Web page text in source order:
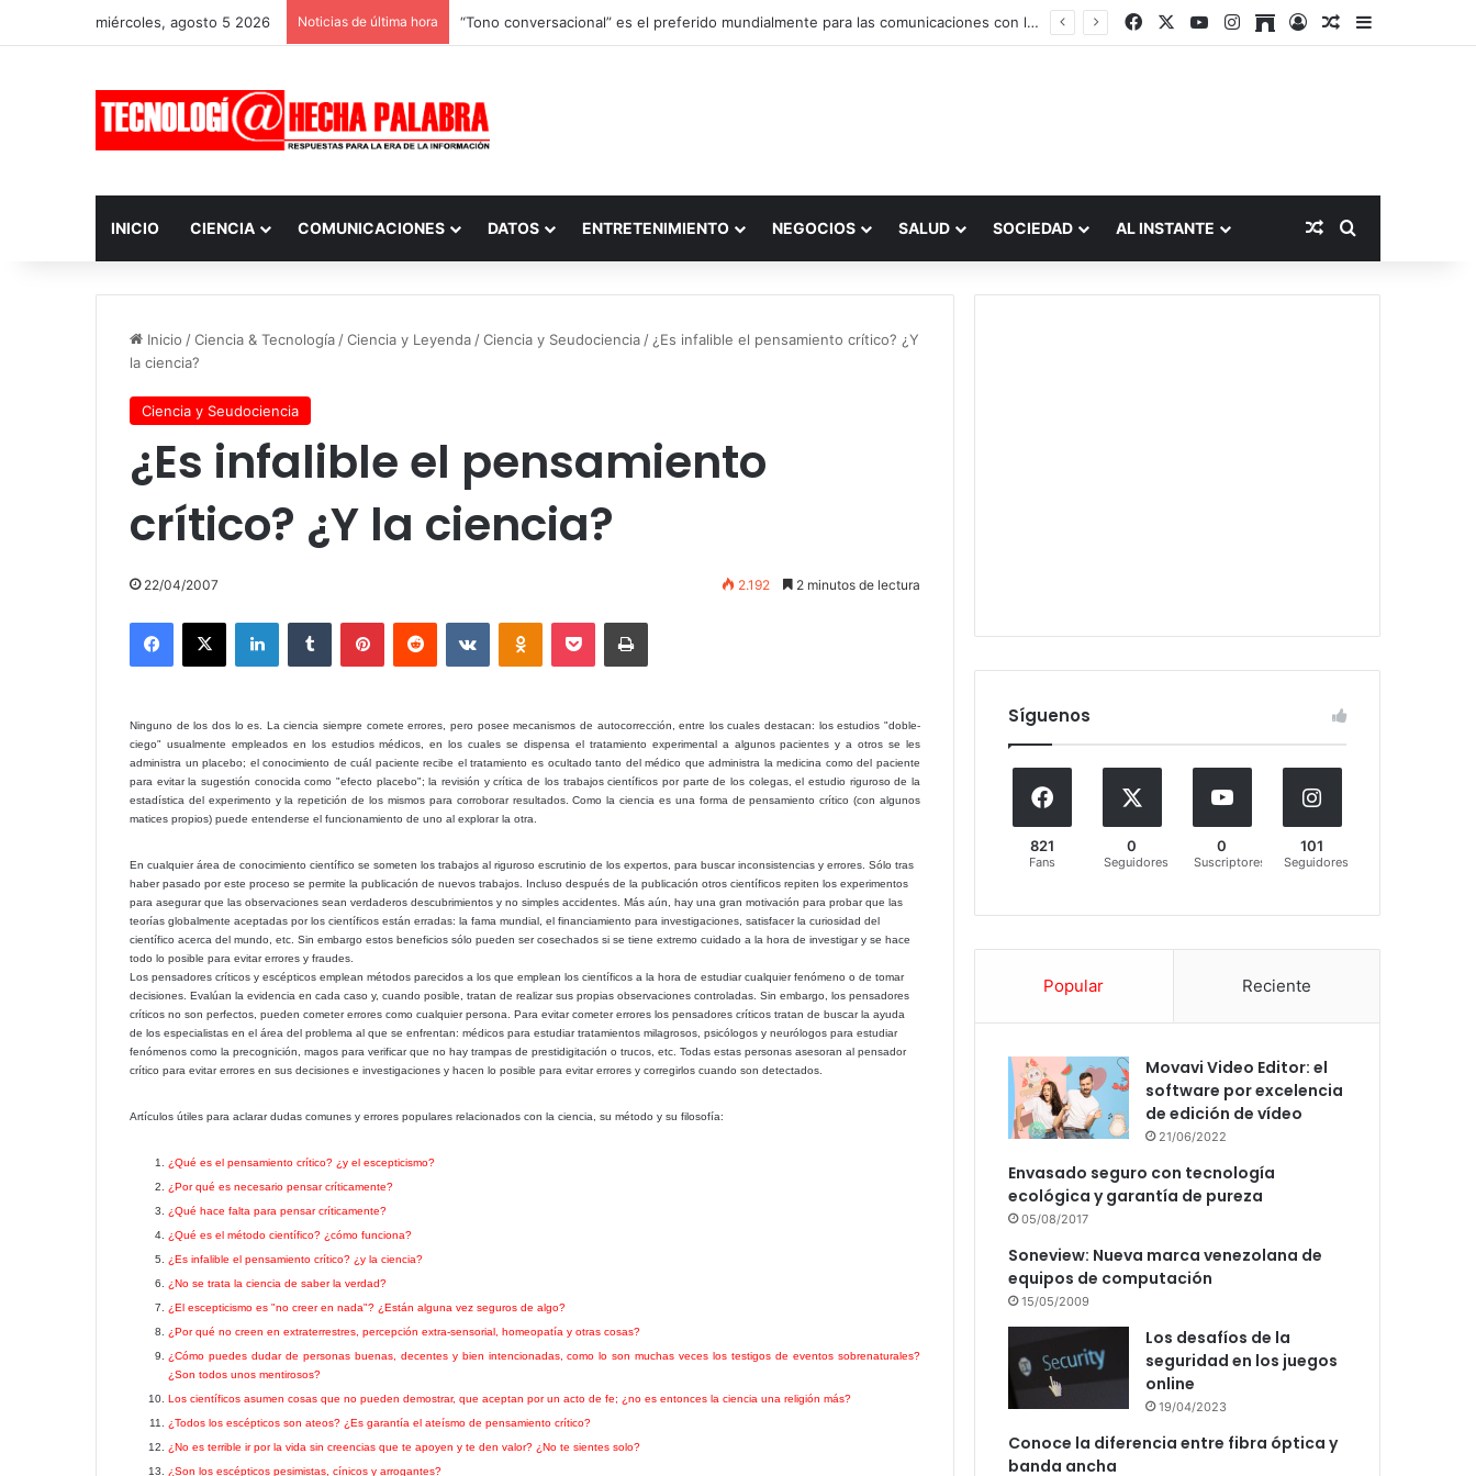
miércoles, agosto 5 2026 Noticias de última hora “Tono conversacional” es el preferido mundialmente para las comunicaciones con los clientes FacebookYouTubeInstagram
ArchiveAccesoPublicación al
Barra lateral
INICIO CIENCIA COMUNICACIONES DATOS ENTRETENIMIENTO NEGOCIOS SALUD SOCIEDAD AL INSTANTE Publicación al
Buscar por
Inicio /Ciencia & Tecnología /Ciencia y Leyenda /Ciencia y Seudociencia / ¿Es infalible el pensamiento crítico? ¿Y
la ciencia?
Ciencia y Seudociencia
¿Es infalible el pensamiento
crítico? ¿Y la ciencia?
22/04/2007 2.192 2 minutos de lectura
Facebook
X LinkedInTumblr PinterestReddit VKontakteOdnoklassniki
Pocket Imprimir
Ninguno de los dos lo es. La ciencia siempre comete errores, pero posee mecanismos de autocorrección, entre los cuales destacan: los estudios "doble-
ciego" usualmente empleados en los estudios médicos, en los cuales se dispensa el tratamiento experimental a algunos pacientes y a otros se les
administra un placebo; el conocimiento de cuál paciente recibe el tratamiento es ocultado tanto del médico que administra la medicina como del paciente
para evitar la sugestión conocida como "efecto placebo"; la revisión y crítica de los trabajos científicos por parte de los colegas, el estudio riguroso de la
estadística del experimento y la repetición de los mismos para corroborar resultados. Como la ciencia es una forma de pensamiento crítico (con algunos
matices propios) puede entenderse el funcionamiento de uno al explorar la otra.
En cualquier área de conocimiento científico se someten los trabajos al riguroso escrutinio de los expertos, para buscar inconsistencias y errores. Sólo tras
haber pasado por este proceso se permite la publicación de nuevos trabajos. Incluso después de la publicación otros científicos repiten los experimentos
para asegurar que las observaciones sean verdaderos descubrimientos y no simples accidentes. Más aún, hay una gran motivación para probar que las
teorías globalmente aceptadas por los científicos están erradas: la fama mundial, el financiamiento para investigaciones, satisfacer la curiosidad del
científico acerca del mundo, etc. Sin embargo estos beneficios sólo pueden ser cosechados si se tiene extremo cuidado a la hora de investigar y se hace
todo lo posible para evitar errores y fraudes.
Los pensadores críticos y escépticos emplean métodos parecidos a los que emplean los científicos a la hora de estudiar cualquier fenómeno o de tomar
decisiones. Evalúan la evidencia en cada caso y, cuando posible, tratan de realizar sus propias observaciones controladas. Sin embargo, los pensadores
críticos no son perfectos, pueden cometer errores como cualquier persona. Para evitar cometer errores los pensadores críticos tratan de buscar la ayuda
de los especialistas en el área del problema al que se enfrentan: médicos para estudiar tratamientos milagrosos, psicólogos y neurólogos para estudiar
fenómenos como la precognición, magos para verificar que no hay trampas de prestidigitación o trucos, etc. Todas estas personas asesoran al pensador
crítico para evitar errores en sus decisiones e investigaciones y hacen lo posible para evitar errores y corregirlos cuando son detectados.
Artículos útiles para aclarar dudas comunes y errores populares relacionados con la ciencia, su método y su filosofía:
¿Qué es el pensamiento crítico? ¿y el escepticismo?
¿Por qué es necesario pensar críticamente?
¿Qué hace falta para pensar críticamente?
¿Qué es el método científico? ¿cómo funciona?
¿Es infalible el pensamiento crítico? ¿y la ciencia?
¿No se trata la ciencia de saber la verdad?
¿El escepticismo es "no creer en nada"? ¿Están alguna vez seguros de algo?
¿Por qué no creen en extraterrestres, percepción extra-sensorial, homeopatía y otras cosas?
¿Cómo puedes dudar de personas buenas, decentes y bien intencionadas, como lo son muchas veces los testigos de eventos sobrenaturales?
¿Son todos unos mentirosos?
Los científicos asumen cosas que no pueden demostrar, que aceptan por un acto de fe; ¿no es entonces la ciencia una religión más?
¿Todos los escépticos son ateos? ¿Es garantía el ateísmo de pensamiento crítico?
¿No es terrible ir por la vida sin creencias que te apoyen y te den valor? ¿No te sientes solo?
¿Son los escépticos pesimistas, cínicos y arrogantes?
Síguenos
821
Fans
0
Seguidores
0
Suscriptores
101
Seguidores
Popular Reciente
Movavi Video Editor: el
software por excelencia
de edición de vídeo
21/06/2022
Envasado seguro con tecnología
ecológica y garantía de pureza
05/08/2017
Soneview: Nueva marca venezolana de
equipos de computación
15/05/2009
Los desafíos de la
seguridad en los juegos
online
19/04/2023
Conoce la diferencia entre fibra óptica y
banda ancha